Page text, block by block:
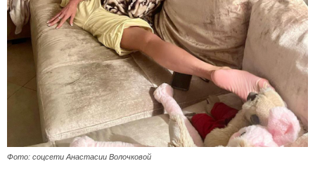
Фото: соцсети Анастасии Волочковой